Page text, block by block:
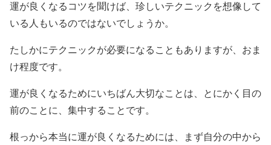
運が良くなるコツを聞けば、珍しいテクニックを想像して
いる人もいるのではないでしょうか。
たしかにテクニックが必要になることもありますが、おま
け程度です。
運が良くなるためにいちばん大切なことは、とにかく目の
前のことに、集中することです。
根っから本当に運が良くなるためには、まず自分の中から